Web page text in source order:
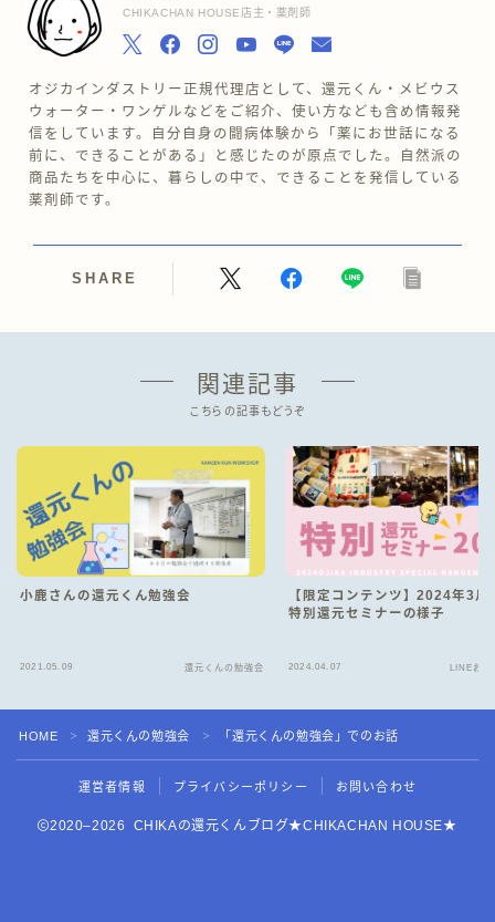
CHIKACHAN HOUSE店主・薬剤師
オジカインダストリー正規代理店として、還元くん・メビウス
ウォーター・ワンゲルなどをご紹介、使い方なども含め情報発
信をしています。自分自身の闘病体験から「薬にお世話になる
前に、できることがある」と感じたのが原点でした。自然派の
商品たちを中心に、暮らしの中で、できることを発信している
薬剤師です。
SHARE
関連記事
こちらの記事もどうぞ
小鹿さんの還元くん勉強会
2021.05.09 還元くんの勉強会
【限定コンテンツ】2024年3月
特別還元セミナーの様子
2024.04.07 LINEお友
HOME ＞ 還元くんの勉強会 ＞ 「還元くんの勉強会」でのお話
運営者情報 プライバシーポリシー お問い合わせ
2020–2026 CHIKAの還元くんブログ★CHIKACHAN HOUSE★